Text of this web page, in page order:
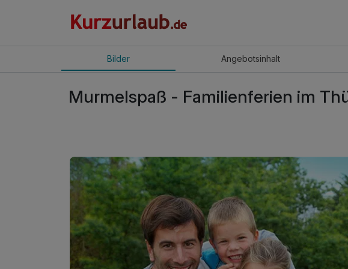
Bilder Angebotsinhalt
Murmelspaß - Familienferien im